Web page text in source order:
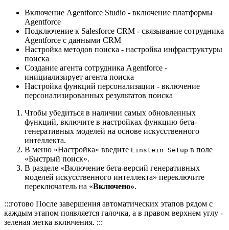
Включение Agentforce Studio - включение платформы
Agentforce
Подключение к Salesforce CRM - связывание сотрудника
Agentforce с данными CRM
Настройка методов поиска - настройка инфраструктуры
поиска
Создание агента сотрудника Agentforce -
инициализирует агента поиска
Настройка функций персонализации - включение
персонализированных результатов поиска
Чтобы убедиться в наличии самых обновленных
функций, включите в настройках функцию бета-
генеративных моделей на основе искусственного
интеллекта.
В меню «Настройка» введите Einstein Setup в поле
«Быстрый поиск».
В разделе «Включение бета-версий генеративных
моделей искусственного интеллекта» переключите
переключатель на «Включено».
:::готово После завершения автоматических этапов рядом с
каждым этапом появляется галочка, а в правом верхнем углу -
зеленая метка включения. :::